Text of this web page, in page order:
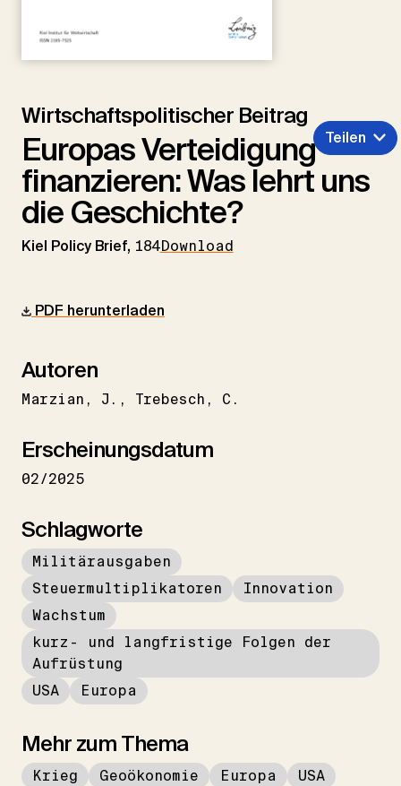
Wirtschaftspolitischer Beitrag
Europas Verteidigung
finanzieren: Was lehrt uns
die Geschichte?
Kiel Policy Brief, 184Download
Teilen
PDF herunterladen
Autoren
Marzian J. Trebesch C.
Erscheinungsdatum
02/2025
Schlagworte
Militärausgaben
Steuermultiplikatoren
Innovation
Wachstum
kurz- und langfristige Folgen der
Aufrüstung
USA
Europa
Mehr zum Thema
Krieg Geoökonomie Europa
USA